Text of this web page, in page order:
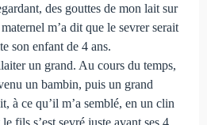
des gouttes de mon lait sur
m’a dit que le sevrer serait
son enfant de 4 ans.
un grand. Au cours du temps,
un bambin, puis un grand
à ce qu’il m’a semblé, en un clin
fils s’est sevré juste avant ses 4